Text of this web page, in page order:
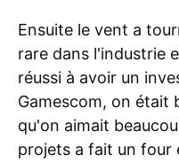
Ensuite le vent a
rare dans l'industrie
réussi à avoir un
Gamescom, on était
qu'on aimait
projets a fait un four